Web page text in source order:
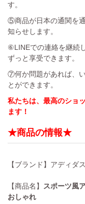
す。
⑤商品が日本の通関を
知らせします。
⑥LINEでの連絡を継続
ずっと享受できます。
⑦何か問題があれば、
とができます。
私たちは、最高のショ
ます！
★商品の情報★
【ブランド】アディダ
【商品名】
スポーツ風
おしゃれ